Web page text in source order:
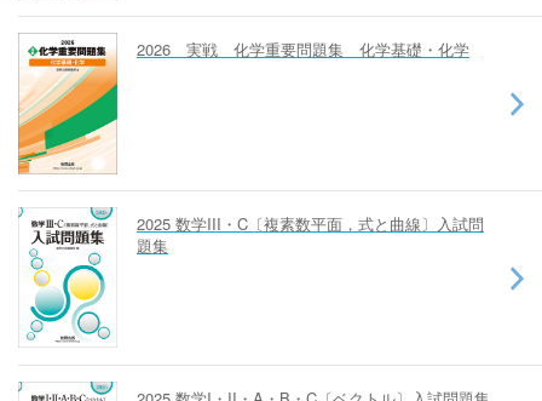
2026 実戦 化学重要問題集 化学基礎・化学
2025 数学III・C〔複素数平面，式と曲線〕入試問
題集